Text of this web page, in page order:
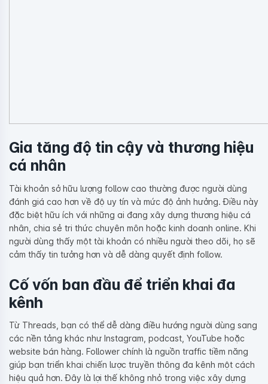
Gia tăng độ tin cậy và thương hiệu
cá nhân
Tài khoản sở hữu lượng follow cao thường được người dùng
đánh giá cao hơn về độ uy tín và mức độ ảnh hưởng. Điều này
đặc biệt hữu ích với những ai đang xây dựng thương hiệu cá
nhân, chia sẻ tri thức chuyên môn hoặc kinh doanh online. Khi
người dùng thấy một tài khoản có nhiều người theo dõi, họ sẽ
cảm thấy tin tưởng hơn và dễ dàng quyết định follow.
Cố vốn ban đầu để triển khai đa
kênh
Từ Threads, bạn có thể dễ dàng điều hướng người dùng sang
các nền tảng khác như Instagram, podcast, YouTube hoặc
website bán hàng. Follower chính là nguồn traffic tiềm năng
giúp bạn triển khai chiến lược truyền thông đa kênh một cách
hiệu quả hơn. Đây là lợi thế không nhỏ trong việc xây dựng